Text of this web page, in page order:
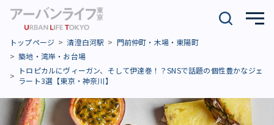
トップページ 清澄白河駅
門前仲町・木場・東陽町
築地・湾岸・お台場
トロピカルにヴィーガン、そして伊達巻！？SNSで話題の個性豊かなジェ
ラート3選【東京・神奈川】